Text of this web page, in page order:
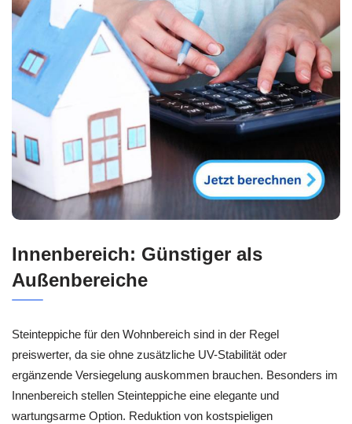
Innenbereich: Günstiger als
Außenbereiche
Steinteppiche für den Wohnbereich sind in der Regel
preiswerter, da sie ohne zusätzliche UV-Stabilität oder
ergänzende Versiegelung auskommen brauchen. Besonders im
Innenbereich stellen Steinteppiche eine elegante und
wartungsarme Option. Reduktion von kostspieligen